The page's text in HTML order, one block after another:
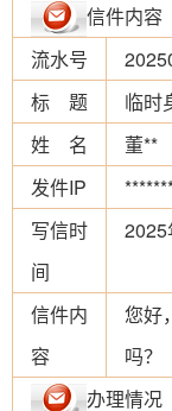
信件内容
流水号
标 题
临时
姓 名
董**
发件IP
写信时
间
2025
信件内
容
您好
吗？
办理情况